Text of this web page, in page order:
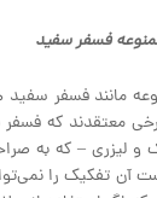
فسفر سفید
مانند فسفر
معتقدند که
و لیزری – که به
آن تفکیک را